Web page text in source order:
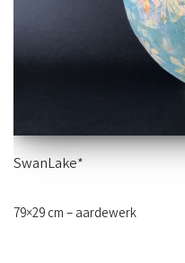
SwanLake*
79×29 cm – aardewerk